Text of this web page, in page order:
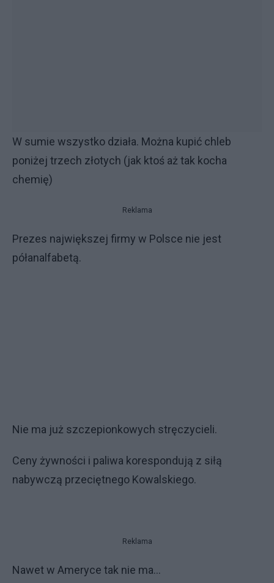
W sumie wszystko działa. Można kupić chleb
poniżej trzech złotych (jak ktoś aż tak kocha
chemię)
Reklama
Prezes największej firmy w Polsce nie jest
półanalfabetą.
Nie ma już szczepionkowych stręczycieli.
Ceny żywności i paliwa korespondują z siłą
nabywczą przeciętnego Kowalskiego.
Reklama
Nawet w Ameryce tak nie ma...